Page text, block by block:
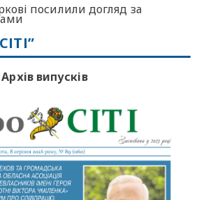
посилили догляд за
Архів випусків